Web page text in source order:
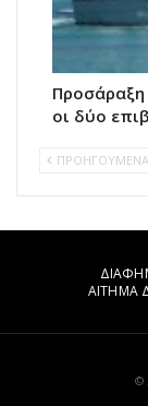
οι δύο
ΠΡΟΗΓΟΥΜΕΝΑ
ΑΙΤΗΜΑ
©